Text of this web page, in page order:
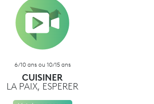
6/10 ans ou 10/15 ans
CUISINER
LA PAIX, ESPERER